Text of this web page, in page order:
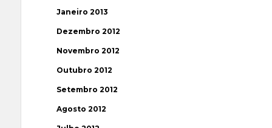
Janeiro 2013
Dezembro 2012
Novembro 2012
Outubro 2012
Setembro 2012
Agosto 2012